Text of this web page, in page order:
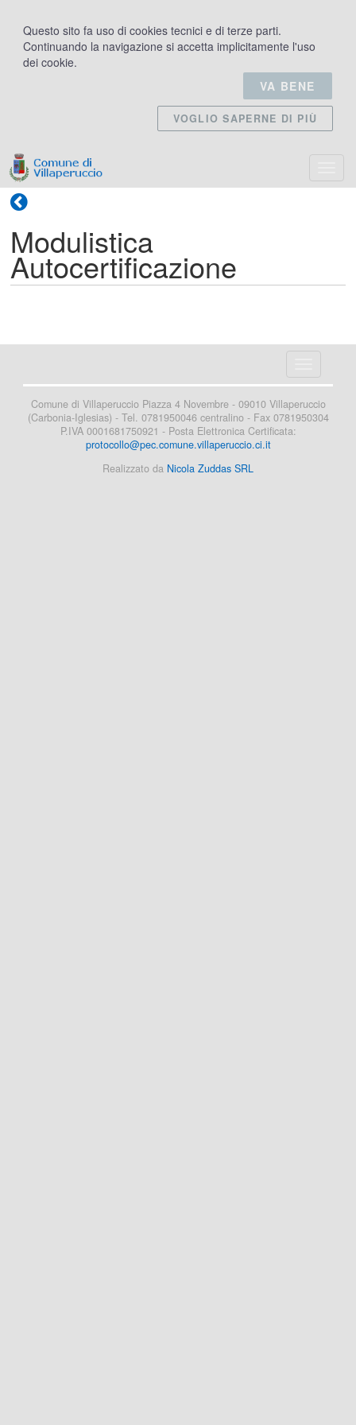
Questo sito fa uso di cookies tecnici e di terze parti.
Continuando la navigazione si accetta implicitamente l'uso
dei cookie.
VA BENE
VOGLIO SAPERNE DI PIÙ
Modulistica
Autocertificazione
il
menù
Comune di Villaperuccio Piazza 4 Novembre - 09010 Villaperuccio
(Carbonia-Iglesias) - Tel. 0781950046 centralino - Fax 0781950304
P.IVA 0001681750921 - Posta Elettronica Certificata:
protocollo@pec.comune.villaperuccio.ci.it
Realizzato da Nicola Zuddas SRL